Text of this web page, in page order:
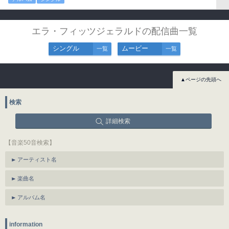
エラ・フィッツジェラルドの配信曲一覧
シングル 一覧 ムービー 一覧
▲ページの先頭へ
検索
詳細検索
【音楽50音検索】
アーティスト名
楽曲名
アルバム名
information